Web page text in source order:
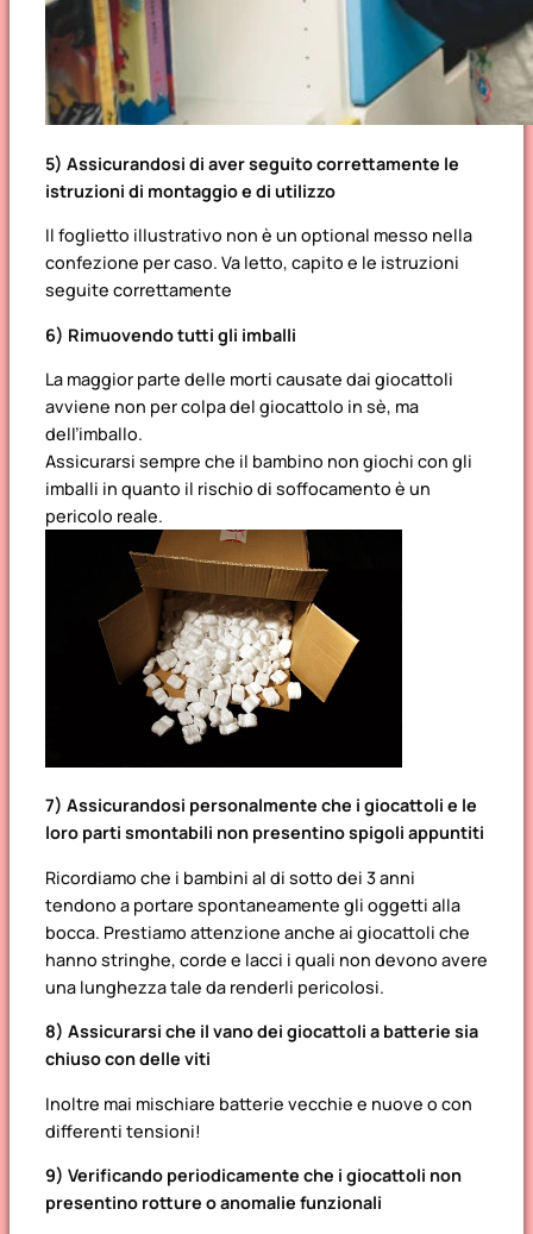
5) Assicurandosi di aver seguito correttamente le
istruzioni di montaggio e di utilizzo
Il foglietto illustrativo non è un optional messo nella
confezione per caso. Va letto, capito e le istruzioni
seguite correttamente
6) Rimuovendo tutti gli imballi
La maggior parte delle morti causate dai giocattoli
avviene non per colpa del giocattolo in sè, ma
dell’imballo.
Assicurarsi sempre che il bambino non giochi con gli
imballi in quanto il rischio di soffocamento è un
pericolo reale.
7) Assicurandosi personalmente che i giocattoli e le
loro parti smontabili non presentino spigoli appuntiti
Ricordiamo che i bambini al di sotto dei 3 anni
tendono a portare spontaneamente gli oggetti alla
bocca. Prestiamo attenzione anche ai giocattoli che
hanno stringhe, corde e lacci i quali non devono avere
una lunghezza tale da renderli pericolosi.
8) Assicurarsi che il vano dei giocattoli a batterie sia
chiuso con delle viti
Inoltre mai mischiare batterie vecchie e nuove o con
differenti tensioni!
9) Verificando periodicamente che i giocattoli non
presentino rotture o anomalie funzionali